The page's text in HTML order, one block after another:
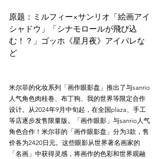
原题：ミルフィー×サンリオ「絵画アイ
シャドウ」「シナモロールが飛び込
む！？」ゴッホ《星月夜》アイパレな
米尔菲的化妆系列「画作眼影盘」推出了与sanrio
人气角色肉桂卷、布丁狗、我的世界等限定合作
设计。从2024年9月中旬起，在全国plaza、手工
等店逐步发售限量版。「画作眼影」与sanrio人气
角色合作！米尔菲的「画作眼影盘」分为3款，售
价各为2420日元。这些眼影从世界著名画家的
「名画」中获得灵感，将画作的色彩和世界观融